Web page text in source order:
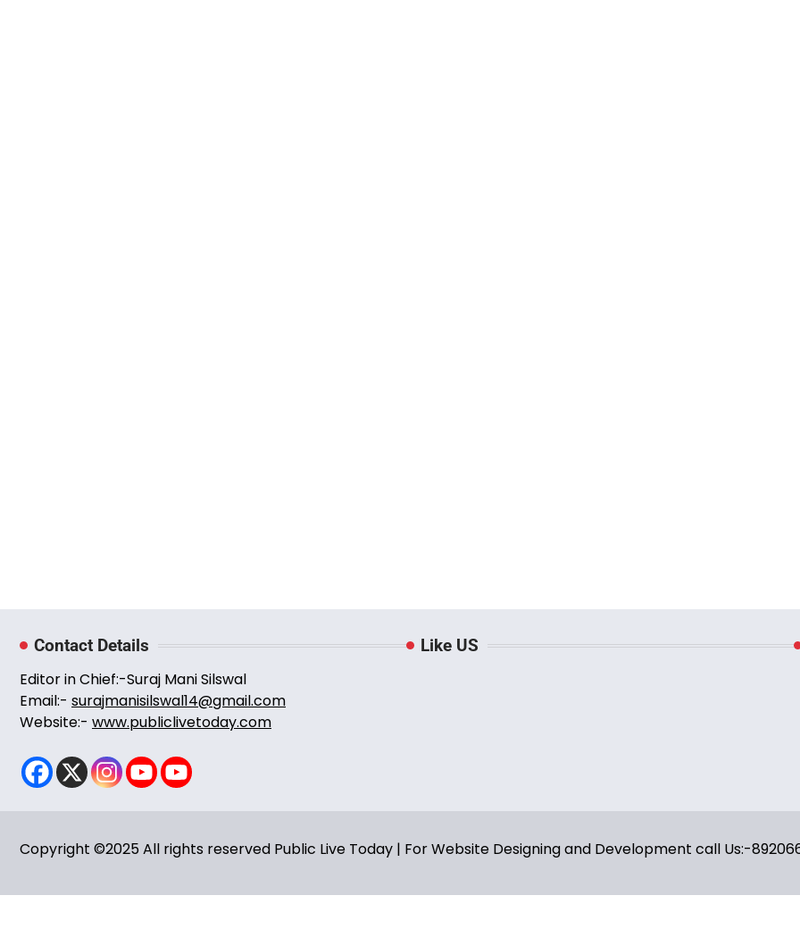
Contact Details
Editor in Chief:-Suraj Mani Silswal
Email:- surajmanisilswal14@gmail.com
Website:- www.publiclivetoday.com
Like US
Copyright ©2025 All rights reserved Public Live Today | For Website Designing and Development call Us:-